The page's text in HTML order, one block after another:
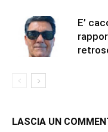
E’
LASCIA UN